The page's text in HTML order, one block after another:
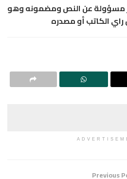
مسؤولة عن النص ومضمونه وهو
راي الكاتب أو مصدره
Previous